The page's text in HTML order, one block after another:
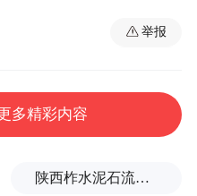
举报
多精彩内容
陕西柞水泥石流已致2人死亡，仍有1人失联